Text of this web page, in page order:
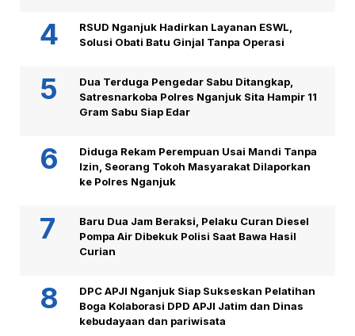
RSUD Nganjuk Hadirkan Layanan ESWL,
Solusi Obati Batu Ginjal Tanpa Operasi
Dua Terduga Pengedar Sabu Ditangkap,
Satresnarkoba Polres Nganjuk Sita Hampir 11
Gram Sabu Siap Edar
Diduga Rekam Perempuan Usai Mandi Tanpa
Izin, Seorang Tokoh Masyarakat Dilaporkan
ke Polres Nganjuk
Baru Dua Jam Beraksi, Pelaku Curan Diesel
Pompa Air Dibekuk Polisi Saat Bawa Hasil
Curian
DPC APJI Nganjuk Siap Sukseskan Pelatihan
Boga Kolaborasi DPD APJI Jatim dan Dinas
kebudayaan dan pariwisata